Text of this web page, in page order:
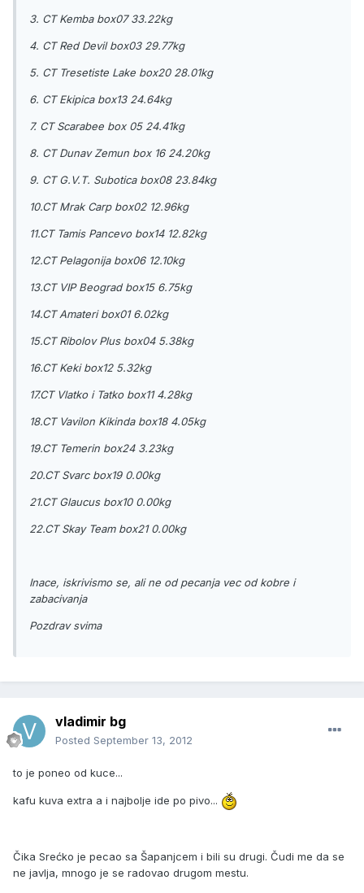
3. CT Kemba box07 33.22kg
4. CT Red Devil box03 29.77kg
5. CT Tresetiste Lake box20 28.01kg
6. CT Ekipica box13 24.64kg
7. CT Scarabee box 05 24.41kg
8. CT Dunav Zemun box 16 24.20kg
9. CT G.V.T. Subotica box08 23.84kg
10.CT Mrak Carp box02 12.96kg
11.CT Tamis Pancevo box14 12.82kg
12.CT Pelagonija box06 12.10kg
13.CT VIP Beograd box15 6.75kg
14.CT Amateri box01 6.02kg
15.CT Ribolov Plus box04 5.38kg
16.CT Keki box12 5.32kg
17.CT Vlatko i Tatko box11 4.28kg
18.CT Vavilon Kikinda box18 4.05kg
19.CT Temerin box24 3.23kg
20.CT Svarc box19 0.00kg
21.CT Glaucus box10 0.00kg
22.CT Skay Team box21 0.00kg
Inace, iskrivismo se, ali ne od pecanja vec od kobre i
zabacivanja
Pozdrav svima
vladimir bg
Posted September 13, 2012
to je poneo od kuce...
kafu kuva extra a i najbolje ide po pivo...
Čika Srećko je pecao sa Šapanjcem i bili su drugi. Čudi me da se
ne javlja, mnogo je se radovao drugom mestu.